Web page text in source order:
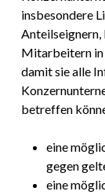
insbesondere
Mitarbeitern in
damit sie alle
betreffen
eine
gegen
eine